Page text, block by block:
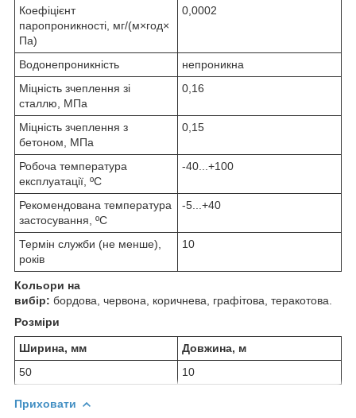
Коефіцієнт
паропроникності, мг/(м×год×
Па)
0,0002
Водонепроникність
непроникна
Міцність зчеплення зі
сталлю, МПа
0,16
Міцність зчеплення з
бетоном, МПа
0,15
Робоча температура
експлуатації, ºС
-40...+100
Рекомендована температура
застосування, ºС
-5...+40
Термін служби (не менше),
років
10
Кольори на
вибір: бордова, червона, коричнева, графітова, теракотова.
Розміри
Ширина, мм
Довжина, м
50
10
Приховати